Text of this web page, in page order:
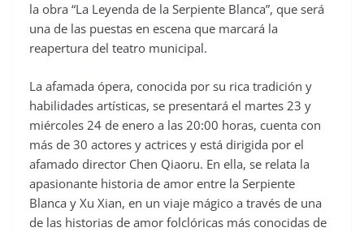
la obra “La Leyenda de la Serpiente Blanca”, que será
una de las puestas en escena que marcará la
reapertura del teatro municipal.
La afamada ópera, conocida por su rica tradición y
habilidades artísticas, se presentará el martes 23 y
miércoles 24 de enero a las 20:00 horas, cuenta con
más de 30 actores y actrices y está dirigida por el
afamado director Chen Qiaoru. En ella, se relata la
apasionante historia de amor entre la Serpiente
Blanca y Xu Xian, en un viaje mágico a través de una
de las historias de amor folclóricas más conocidas de